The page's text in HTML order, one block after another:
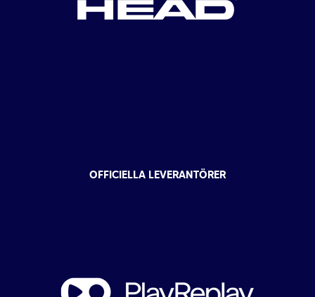
OFFICIELLA LEVERANTÖRER